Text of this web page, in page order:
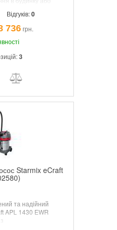
фільтр
99.9% пилу.
Відгуків:0
736грн.
3
Starmix eCraft
та надійний
APL 1430 EWR